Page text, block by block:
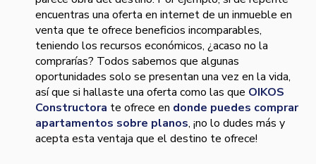
encuentras una oferta en internet de un inmueble en
venta que te ofrece beneficios incomparables,
teniendo los recursos económicos, ¿acaso no la
comprarías? Todos sabemos que algunas
oportunidades solo se presentan una vez en la vida,
así que si hallaste una oferta como las que OIKOS
Constructora te ofrece en donde puedes comprar
apartamentos sobre planos, ¡no lo dudes más y
acepta esta ventaja que el destino te ofrece!